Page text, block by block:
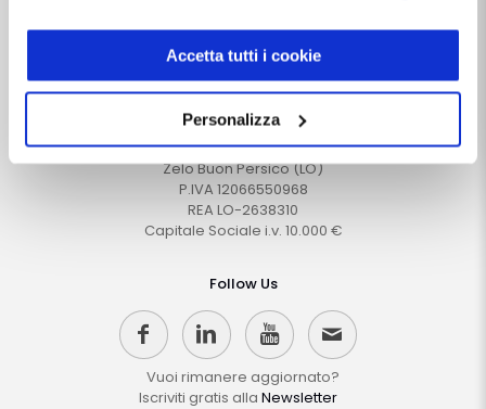
indirizzo:dentistamanager.it/contatti-dentista-
Chiudendo questo banner tramite apposita X in alto a
Accetta tutti i cookie
Personalizza
Dentista Manager S.r.l.
Via Dante, 2
Zelo Buon Persico (LO)
P.IVA 12066550968
REA LO-2638310
Capitale Sociale i.v. 10.000 €
Follow Us
Vuoi rimanere aggiornato?
Iscriviti gratis alla Newsletter